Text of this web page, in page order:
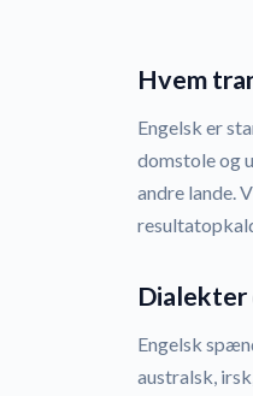
Hvem
Engelsk er
domstole og
andre lande.
Dialekter
Engelsk
australsk,